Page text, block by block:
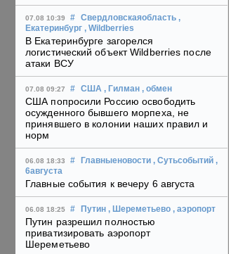
07.08 10:39 # Свердловскаяобласть ,
Екатеринбург , Wildberries
В Екатеринбурге загорелся
логистический объект Wildberries после
атаки ВСУ
07.08 09:27 # США , Гилман , обмен
США попросили Россию освободить
осужденного бывшего морпеха, не
принявшего в колонии наших правил и
норм
06.08 18:33 # Главныеновости , Сутьсобытий ,
6августа
Главные события к вечеру 6 августа
06.08 18:25 # Путин , Шереметьево , аэропорт
Путин разрешил полностью
приватизировать аэропорт
Шереметьево